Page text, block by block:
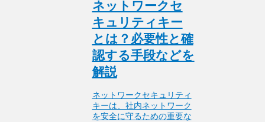
ネットワークセ
キュリティキー
とは？必要性と確
認する手段などを
解説
ネットワークセキュリティ
キーは、社内ネットワーク
を安全に守るための重要な